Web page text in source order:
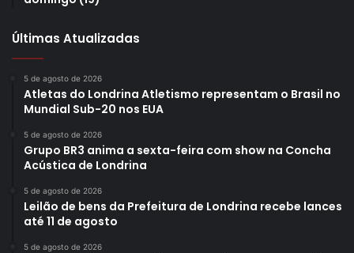
Últimas Atualizadas
5 de agosto de 2026
Atletas do Londrina Atletismo representam o Brasil no
Mundial Sub-20 nos EUA
5 de agosto de 2026
Grupo BR3 anima a sexta-feira com show na Concha
Acústica de Londrina
5 de agosto de 2026
Leilão de bens da Prefeitura de Londrina recebe lances
até 11 de agosto
5 de agosto de 2026